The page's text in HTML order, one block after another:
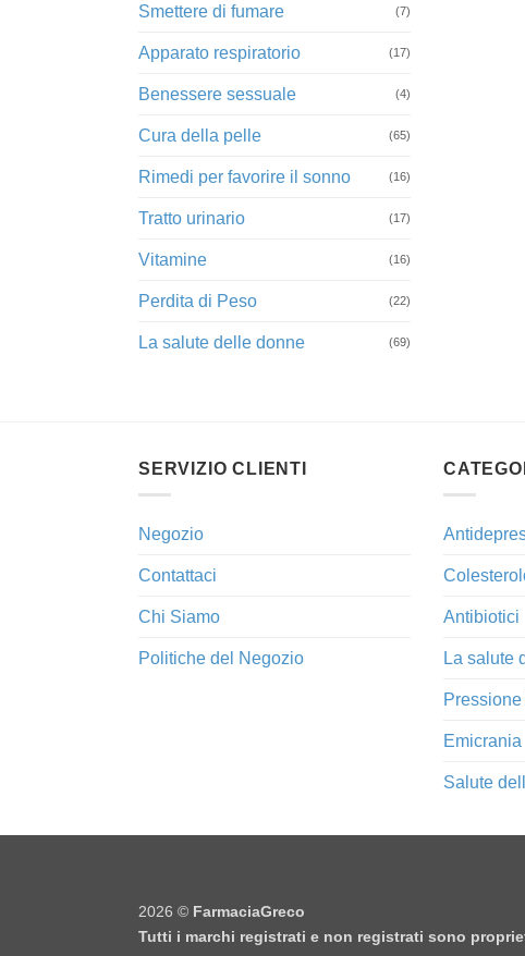
Smettere di fumare (7)
Apparato respiratorio (17)
Benessere sessuale (4)
Cura della pelle (65)
Rimedi per favorire il sonno (16)
Tratto urinario (17)
Vitamine (16)
Perdita di Peso (22)
La salute delle donne (69)
SERVIZIO CLIENTI
Negozio
Contattaci
Chi Siamo
Politiche del Negozio
Antibiotici
La salute
Emicrania
Salute
2026 © FarmaciaGreco
Tutti i marchi registrati e non registrati sono